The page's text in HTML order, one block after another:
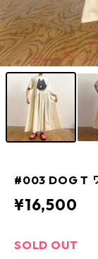
#003 DOG T
¥16,500
SOLD OUT